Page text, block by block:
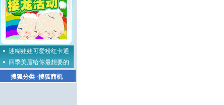
迷糊娃娃可爱粉红卡通
四季美眉给你最想要的
搜狐分类·搜狐商机